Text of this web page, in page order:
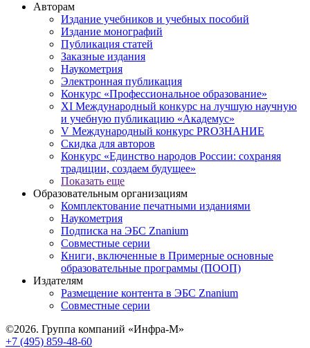
Авторам
Издание учебников и учебных пособий
Издание монографий
Публикация статей
Заказные издания
Наукометрия
Электронная публикация
Конкурс «Профессиональное образование»
XI Международный конкурс на лучшую научную
и учебную публикацию «Академус»
V Международный конкурс PROЗНАНИЕ
Скидка для авторов
Конкурс «Единство народов России: сохраняя
традиции, создаем будущее»
Показать еще
Образовательным организациям
Комплектование печатными изданиями
Наукометрия
Подписка на ЭБС Znanium
Совместные серии
Книги, включенные в Примерные основные
образовательные программы (ПООП)
Издателям
Размещение контента в ЭБС Znanium
Совместные серии
©2026. Группа компаний «Инфра-М»
+7 (495) 859-48-60